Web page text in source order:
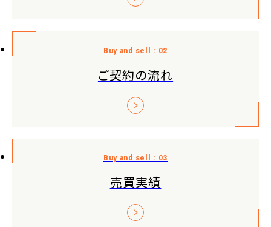
ご契約の流れ
売買実績